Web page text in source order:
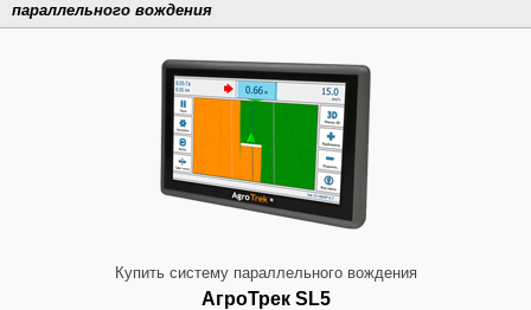
параллельного вождения
Купить систему параллельного вождения
АгроТрек SL5